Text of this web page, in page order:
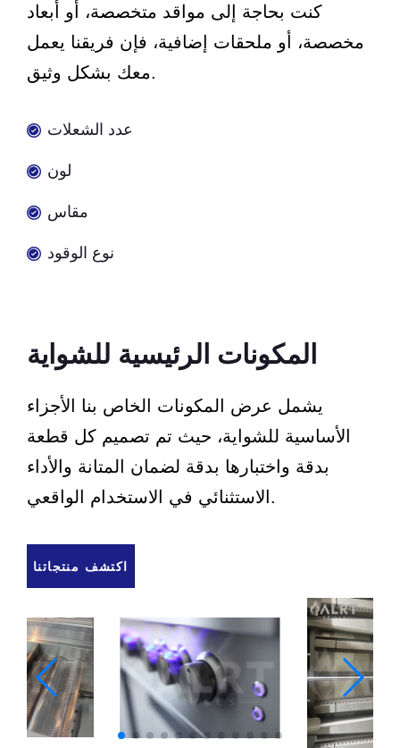
كنت بحاجة إلى مواقد متخصصة، أو أبعاد
مخصصة، أو ملحقات إضافية، فإن فريقنا يعمل
معك بشكل وثيق.
عدد الشعلات
لون
مقاس
نوع الوقود
المكونات الرئيسية للشواية
يشمل عرض المكونات الخاص بنا الأجزاء
الأساسية للشواية، حيث تم تصميم كل قطعة
بدقة واختبارها بدقة لضمان المتانة والأداء
الاستثنائي في الاستخدام الواقعي.
اكتشف منتجاتنا